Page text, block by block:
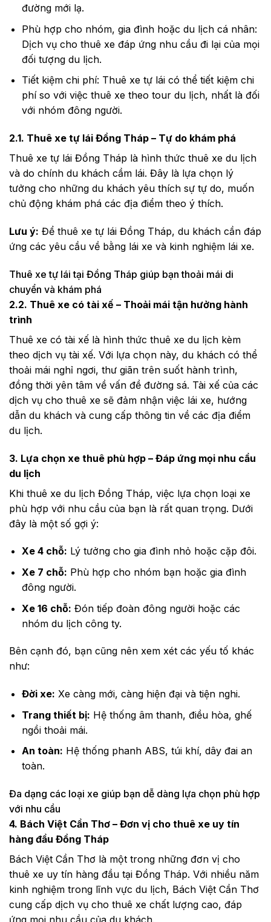
đường mới lạ.
Phù hợp cho nhóm, gia đình hoặc du lịch cá nhân:
Dịch vụ cho thuê xe đáp ứng nhu cầu đi lại của mọi
đối tượng du lịch.
Tiết kiệm chi phí: Thuê xe tự lái có thể tiết kiệm chi
phí so với việc thuê xe theo tour du lịch, nhất là đối
với nhóm đông người.
2.1. Thuê xe tự lái Đồng Tháp – Tự do khám phá
Thuê xe tự lái Đồng Tháp là hình thức thuê xe du lịch
và do chính du khách cầm lái. Đây là lựa chọn lý
tưởng cho những du khách yêu thích sự tự do, muốn
chủ động khám phá các địa điểm theo ý thích.
Lưu ý: Để thuê xe tự lái Đồng Tháp, du khách cần đáp
ứng các yêu cầu về bằng lái xe và kinh nghiệm lái xe.
Thuê xe tự lái tại Đồng Tháp giúp bạn thoải mái di
chuyển và khám phá
2.2. Thuê xe có tài xế – Thoải mái tận hưởng hành
trình
Thuê xe có tài xế là hình thức thuê xe du lịch kèm
theo dịch vụ tài xế. Với lựa chọn này, du khách có thể
thoải mái nghỉ ngơi, thư giãn trên suốt hành trình,
đồng thời yên tâm về vấn đề đường sá. Tài xế của các
dịch vụ cho thuê xe sẽ đảm nhận việc lái xe, hướng
dẫn du khách và cung cấp thông tin về các địa điểm
du lịch.
3. Lựa chọn xe thuê phù hợp – Đáp ứng mọi nhu cầu
du lịch
Khi thuê xe du lịch Đồng Tháp, việc lựa chọn loại xe
phù hợp với nhu cầu của bạn là rất quan trọng. Dưới
đây là một số gợi ý:
Xe 4 chỗ: Lý tưởng cho gia đình nhỏ hoặc cặp đôi.
Xe 7 chỗ: Phù hợp cho nhóm bạn hoặc gia đình
đông người.
Xe 16 chỗ: Đón tiếp đoàn đông người hoặc các
nhóm du lịch công ty.
Bên cạnh đó, bạn cũng nên xem xét các yếu tố khác
như:
Đời xe: Xe càng mới, càng hiện đại và tiện nghi.
Trang thiết bị: Hệ thống âm thanh, điều hòa, ghế
ngồi thoải mái.
An toàn: Hệ thống phanh ABS, túi khí, dây đai an
toàn.
Đa dạng các loại xe giúp bạn dễ dàng lựa chọn phù hợp
với nhu cầu
4. Bách Việt Cần Thơ – Đơn vị cho thuê xe uy tín
hàng đầu Đồng Tháp
Bách Việt Cần Thơ là một trong những đơn vị cho
thuê xe uy tín hàng đầu tại Đồng Tháp. Với nhiều năm
kinh nghiệm trong lĩnh vực du lịch, Bách Việt Cần Thơ
cung cấp dịch vụ cho thuê xe chất lượng cao, đáp